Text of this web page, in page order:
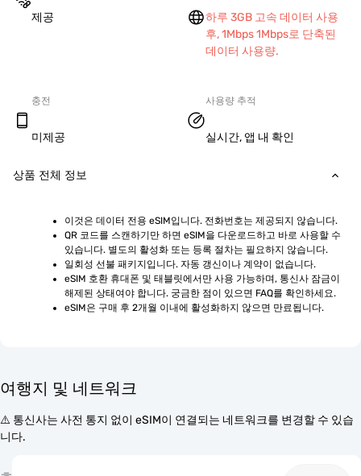
제공
하루 3GB 고속 데이터 사용
후, 1Mbps 1Mbps로 단축된
데이터 사용량.
충전
미제공
사용량 추적
실시간, 앱 내 확인
상품 전체 정보
이것은 데이터 전용 eSIM입니다. 전화번호는 제공되지 않습니다.
QR 코드를 스캔하기만 하면 eSIM을 다운로드하고 바로 사용할 수
있습니다. 별도의 활성화 또는 등록 절차는 필요하지 않습니다.
일회성 선불 패키지입니다. 자동 갱신이나 계약이 없습니다.
eSIM 호환 휴대폰 및 태블릿에서만 사용 가능하며, 통신사 잠금이
해제된 상태여야 합니다. 궁금한 점이 있으면 FAQ를 확인하세요.
eSIM은 구매 후 2개월 이내에 활성화하지 않으면 만료됩니다.
여행지 및 네트워크
⚠️ 통신사는 사전 통지 없이 eSIM이 연결되는 네트워크를 변경할 수 있습
니다.